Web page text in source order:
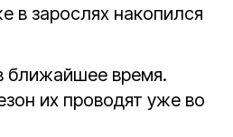
в зарослях накопился
ближайшее время.
их проводят уже во